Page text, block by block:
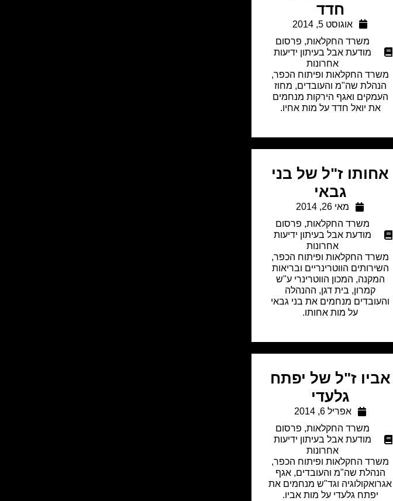
חדד
אוגוסט 5, 2014
משרד החקלאות, פרסום
מודעת אבל בעיתון ידיעות
אחרונות
משרד החקלאות ופיתוח הכפר,
הנהלת שה"מ והעובדים, מחוז
העמקים ואגף הירקות מנחמים
את יואל חדד על מות אחיו.
אחותו ז"ל של בני
גבאי
מאי 26, 2014
משרד החקלאות, פרסום
מודעת אבל בעיתון ידיעות
אחרונות
משרד החקלאות ופיתוח הכפר,
השירותים הווטרינריים ובריאות
המקנה, המכון הווטרינרי ע"ש
קמרון, בית דגן, ההנהלה
והעובדים מנחמים את בני גבאי
על מות אחותו.
אביו ז"ל של יפתח
גלעדי
אפריל 6, 2014
משרד החקלאות, פרסום
מודעת אבל בעיתון ידיעות
אחרונות
משרד החקלאות ופיתוח הכפר,
הנהלת שה"מ והעובדים, אגף
אגרואקולוגיה וגד"ש מנחמים את
יפתח גלעדי על מות אביו.